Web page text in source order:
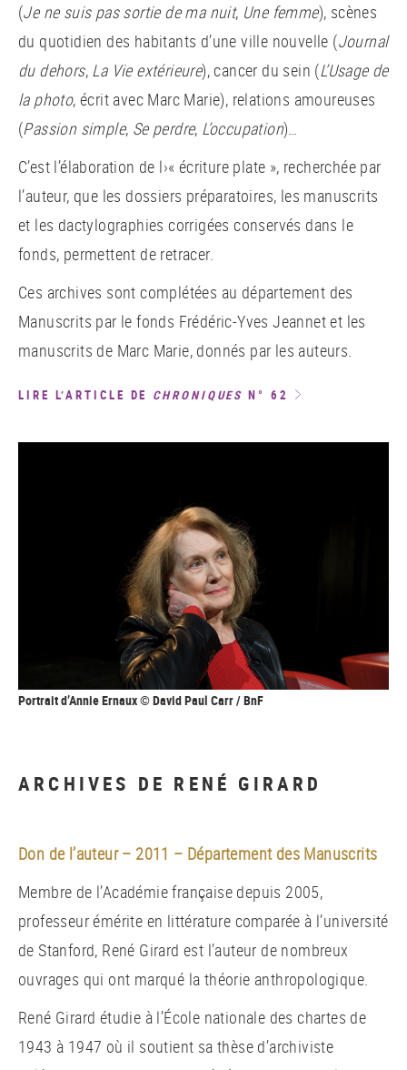
(Je ne suis pas sortie de ma nuit, Une femme), scènes
du quotidien des habitants d’une ville nouvelle (Journal
du dehors, La Vie extérieure), cancer du sein (L’Usage de
la photo, écrit avec Marc Marie), relations amoureuses
(Passion simple, Se perdre, L’occupation)…
C’est l’élaboration de l›« écriture plate », recherchée par
l’auteur, que les dossiers préparatoires, les manuscrits
et les dactylographies corrigées conservés dans le
fonds, permettent de retracer.
Ces archives sont complétées au département des
Manuscrits par le fonds Frédéric-Yves Jeannet et les
manuscrits de Marc Marie, donnés par les auteurs.
LIRE L’ARTICLE DE CHRONIQUES N° 62
Portrait d’Annie Ernaux © David Paul Carr / BnF
ARCHIVES DE RENÉ GIRARD
Don de l’auteur – 2011 – Département des Manuscrits
Membre de l’Académie française depuis 2005,
professeur émérite en littérature comparée à l’université
de Stanford, René Girard est l’auteur de nombreux
ouvrages qui ont marqué la théorie anthropologique.
René Girard étudie à l’École nationale des chartes de
1943 à 1947 où il soutient sa thèse d’archiviste